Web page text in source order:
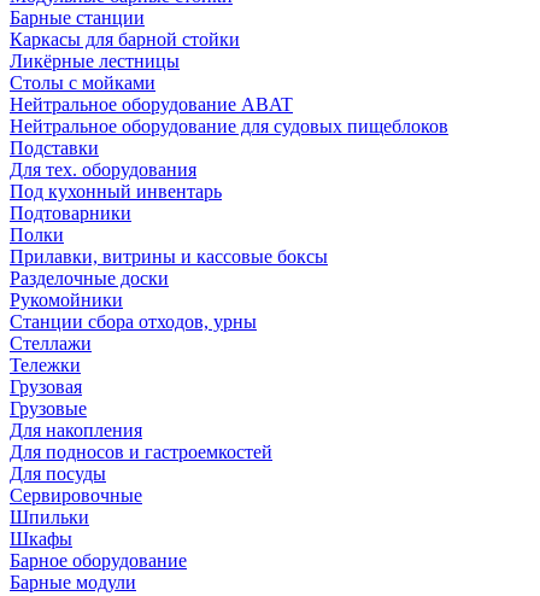
Барные станции
Каркасы для барной стойки
Ликёрные лестницы
Столы с мойками
Нейтральное оборудование ABAT
Нейтральное оборудование для судовых пищеблоков
Подставки
Для тех. оборудования
Под кухонный инвентарь
Подтоварники
Полки
Прилавки, витрины и кассовые боксы
Разделочные доски
Рукомойники
Станции сбора отходов, урны
Стеллажи
Тележки
Грузовая
Грузовые
Для накопления
Для подносов и гастроемкостей
Для посуды
Сервировочные
Шпильки
Шкафы
Барное оборудование
Барные модули